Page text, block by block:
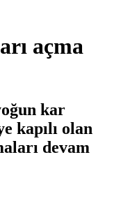
açma
kar
kapılı olan
devam